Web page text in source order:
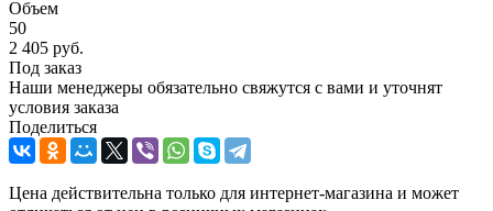
Объем
50
2 405 руб.
Под заказ
Наши менеджеры обязательно свяжутся с вами и уточнят
условия заказа
Поделиться
Цена действительна только для интернет-магазина и может